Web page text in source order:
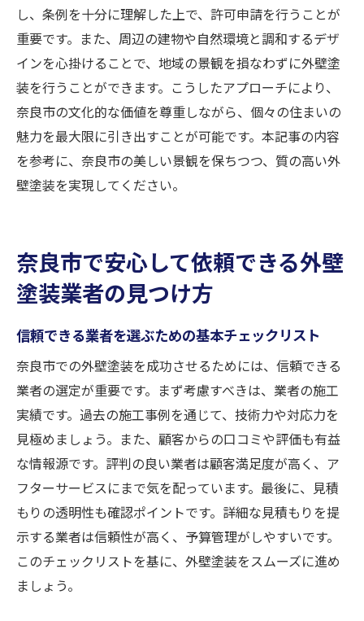
し、条例を十分に理解した上で、許可申請を行うことが
重要です。また、周辺の建物や自然環境と調和するデザ
インを心掛けることで、地域の景観を損なわずに外壁塗
装を行うことができます。こうしたアプローチにより、
奈良市の文化的な価値を尊重しながら、個々の住まいの
魅力を最大限に引き出すことが可能です。本記事の内容
を参考に、奈良市の美しい景観を保ちつつ、質の高い外
壁塗装を実現してください。
奈良市で安心して依頼できる外壁
塗装業者の見つけ方
信頼できる業者を選ぶための基本チェックリスト
奈良市での外壁塗装を成功させるためには、信頼できる
業者の選定が重要です。まず考慮すべきは、業者の施工
実績です。過去の施工事例を通じて、技術力や対応力を
見極めましょう。また、顧客からの口コミや評価も有益
な情報源です。評判の良い業者は顧客満足度が高く、ア
フターサービスにまで気を配っています。最後に、見積
もりの透明性も確認ポイントです。詳細な見積もりを提
示する業者は信頼性が高く、予算管理がしやすいです。
このチェックリストを基に、外壁塗装をスムーズに進め
ましょう。